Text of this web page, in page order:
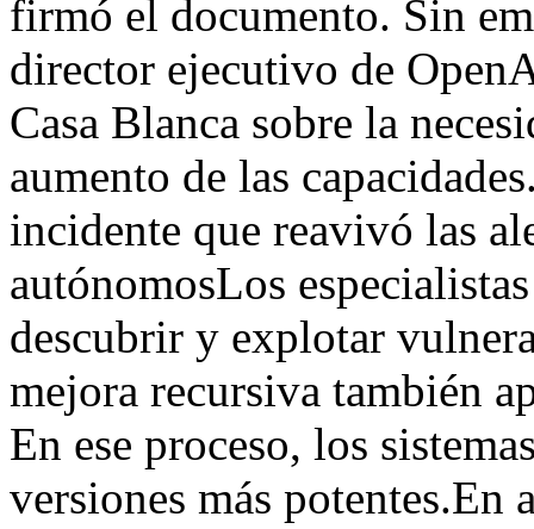
firmó el documento. Sin
director ejecutivo de
Casa Blanca sobre la
aumento de las
incidente que reavivó las
autónomosLos
descubrir y explotar
mejora recursiva también
En ese proceso, los
versiones más potentes.En